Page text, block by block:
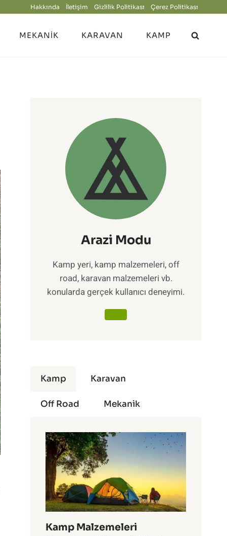
Hakkında İletişim Gizlilik Politikası Çerez Politikası
MEKANIK KARAVAN KAMP
Arazi Modu
Kamp yeri, kamp malzemeleri, off
road, karavan malzemeleri vb.
konularda gerçek kullanıcı deneyimi.
Kamp Karavan
Off Road Mekanik
Kamp Malzemeleri